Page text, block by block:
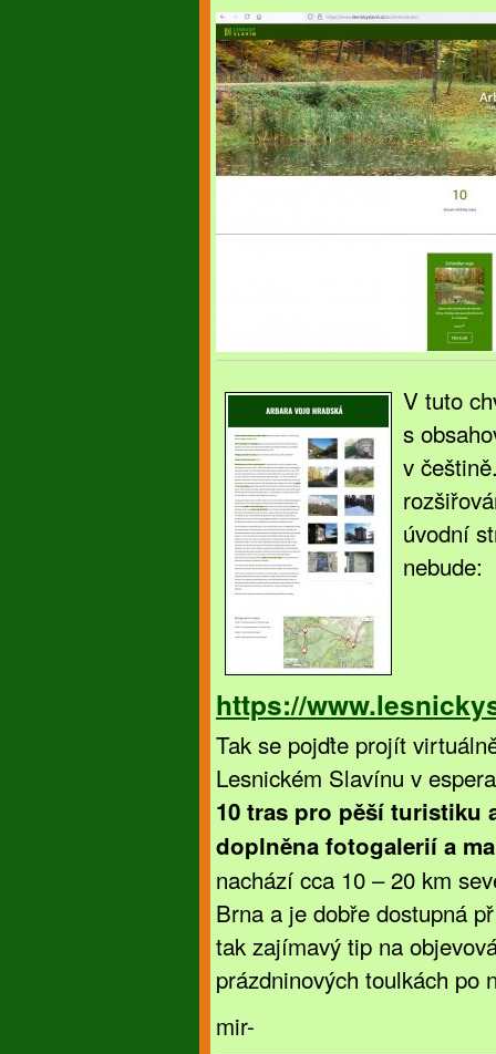
V tuto
s
v
úvodní
nebude:
https://
Tak se pojďte projít
Lesnickém Slavínu v
10 tras pro pěší turistiku
doplněna fotogalerií a
nachází cca 10 – 20 km
Brna a je dobře dostupná
tak zajímavý tip na
prázdninových toulkách po
mir-